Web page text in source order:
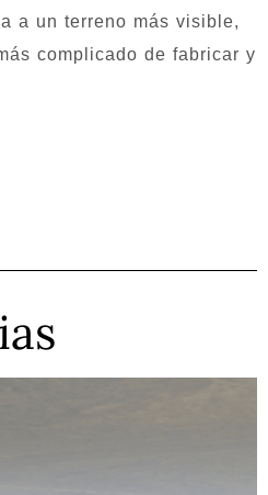
a un terreno más visible,
complicado de fabricar y